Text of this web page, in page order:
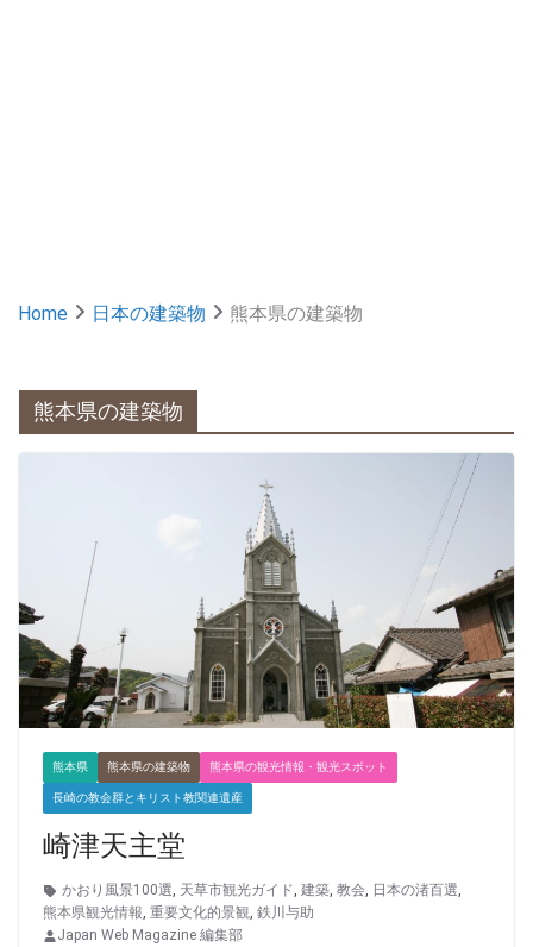
Home 日本の建築物 熊本県の建築物
熊本県の建築物
熊本県 熊本県の建築物 熊本県の観光情報・観光スポット
長崎の教会群とキリスト教関連遺産
崎津天主堂
かおり風景100選, 天草市観光ガイド, 建築, 教会, 日本の渚百選,
熊本県観光情報, 重要文化的景観, 鉄川与助
Japan Web Magazine 編集部